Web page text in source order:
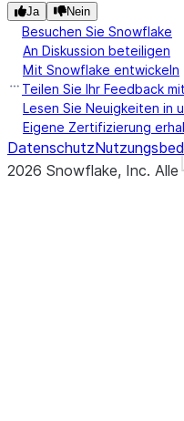
Ja Nein
Besuchen Sie Snowflake
An Diskussion beteiligen
Mit Snowflake entwickeln
Teilen Sie Ihr Feedback mit
Lesen Sie Neuigkeiten in
Eigene Zertifizierung
Datenschutz
2026 Snowflake, Inc. Alle